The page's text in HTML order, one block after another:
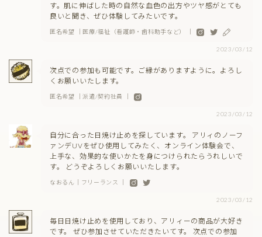
す。肌に伸ばした時の自然な血色の出方やツヤ感がとても
良いと聞き、ぜひ体験してみたいです。
匿名希望 ｜医療/福祉（看護師・歯科助手など） ｜
2023/03/12
次点での参加も可能です。ご縁がありますように。よろし
くお願いいたします。
匿名希望 ｜派遣/契約社員 ｜
2023/03/12
自分に合った日焼け止めを探しています。 アリィのノーフ
ァンデUVをぜひ使用してみたく、オンライン体験会で、
上手な、効果的な使いかたを身につけられたらうれしいで
す。 どうぞよろしくお願いいたします。
なおるん｜フリーランス ｜
2023/03/12
毎日日焼け止めを使用しており、アリィーの商品が大好き
です。 ぜひ参加させていただきたいてす。 次点での参加